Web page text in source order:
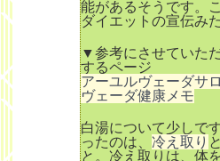
能があるそうです。
ダイエットの宣伝み
▼参考にさせていた
するページ
アーユルヴェーダサ
ヴェーダ健康メモ
白湯について少しで
ったのは、 冷え取り
と。冷え取りは、体